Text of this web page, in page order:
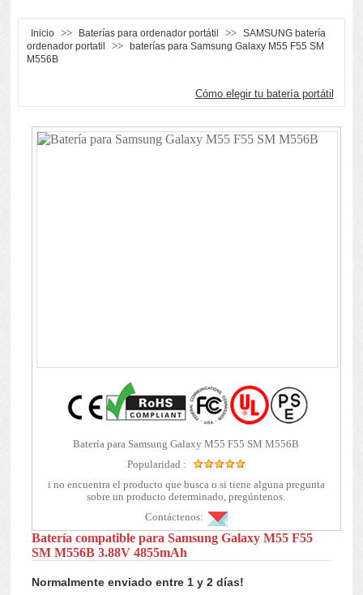
Inicio >> Baterías para ordenador portátil >>
SAMSUNG batería
ordenador portatil
>>
baterías para Samsung Galaxy M55 F55 SM
M556B
Cómo elegir tu batería portátil
Batería para Samsung Galaxy M55 F55 SM M556B
Popularidad :
i no encuentra el producto que busca o si tiene alguna pregunta
sobre un producto determinado, pregúntenos.
Contáctenos:
Batería compatible para Samsung Galaxy M55 F55
SM M556B 3.88V 4855mAh
Normalmente enviado entre 1 y 2 días!